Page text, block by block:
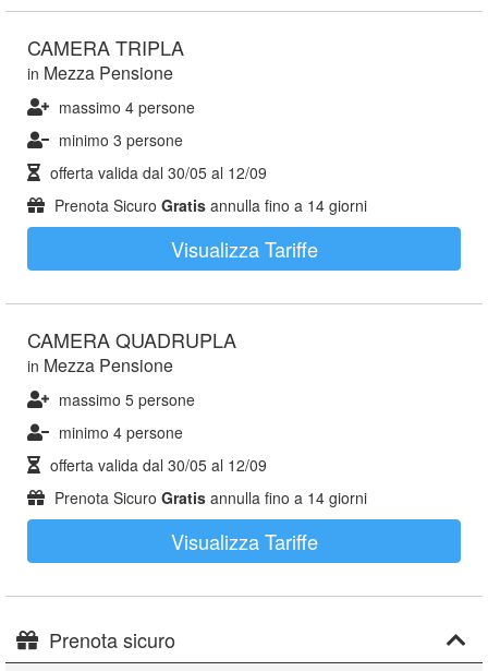
CAMERA TRIPLA
in Mezza Pensione
massimo 4 persone
minimo 3 persone
offerta valida dal 30/05 al 12/09
Prenota Sicuro Gratis annulla fino a 14 giorni
Visualizza Tariffe
CAMERA QUADRUPLA
in Mezza Pensione
massimo 5 persone
minimo 4 persone
offerta valida dal 30/05 al 12/09
Prenota Sicuro Gratis annulla fino a 14 giorni
Visualizza Tariffe
Prenota sicuro